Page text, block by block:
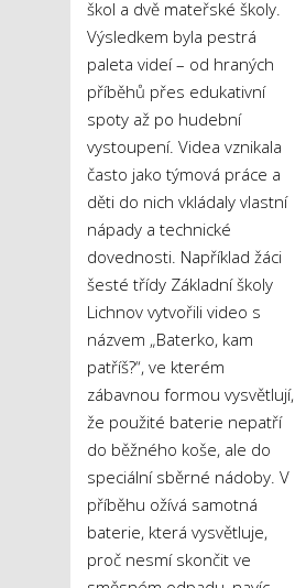
škol a dvě mateřské školy.
Výsledkem byla pestrá
paleta videí – od hraných
příběhů přes edukativní
spoty až po hudební
vystoupení. Videa vznikala
často jako týmová práce a
děti do nich vkládaly vlastní
nápady a technické
dovednosti. Například žáci
šesté třídy Základní školy
Lichnov vytvořili video s
názvem „Baterko, kam
patříš?“, ve kterém
zábavnou formou vysvětlují,
že použité baterie nepatří
do běžného koše, ale do
speciální sběrné nádoby. V
příběhu ožívá samotná
baterie, která vysvětluje,
proč nesmí skončit ve